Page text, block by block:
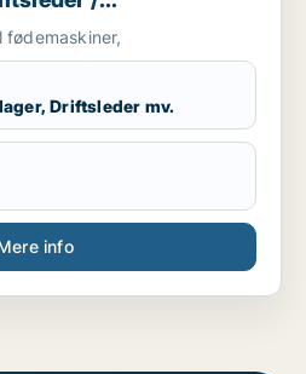
fødemaskiner,
Driftsleder mv.
info